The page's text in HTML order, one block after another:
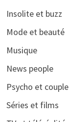
Insolite et buzz
Mode et beauté
Musique
News people
Psycho et couple
Séries et films